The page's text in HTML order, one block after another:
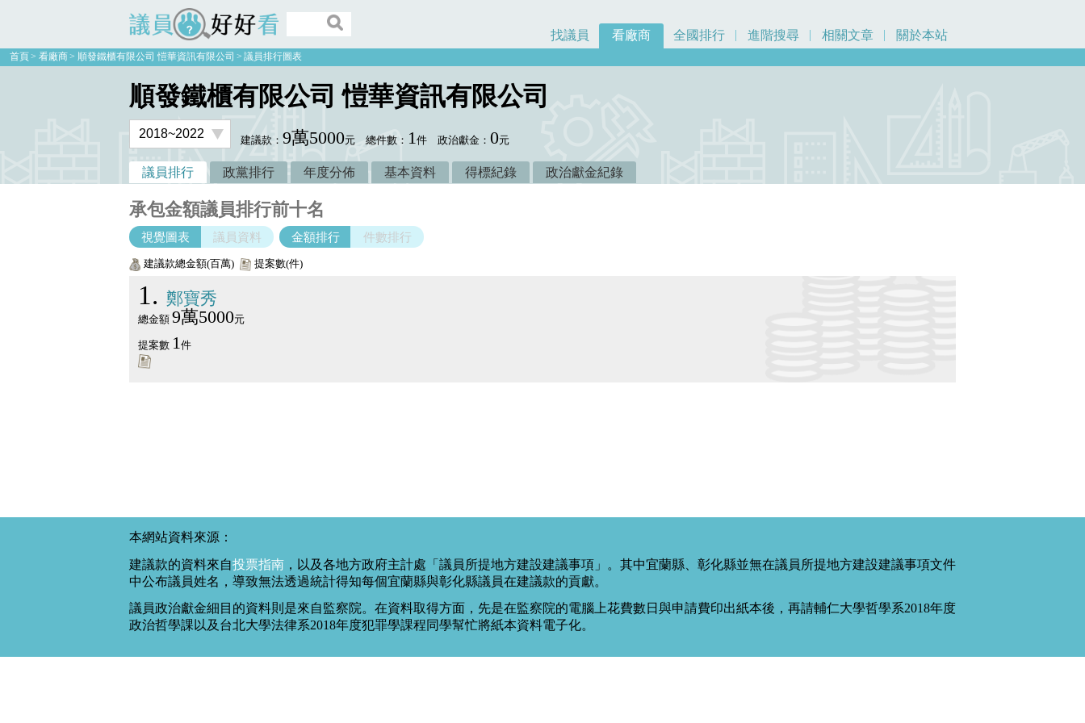
議員好好看
找議員 看廠商 全國排行 進階搜尋 相關文章 關於本站
首頁 看廠商 順發鐵櫃有限公司 愷華資訊有限公司 議員排行圖表
順發鐵櫃有限公司 愷華資訊有限公司
建議款：9萬5000元 總件數： 1件 政治獻金：0元
議員排行 政黨排行 年度分佈 基本資料 得標紀錄 政治獻金紀錄
承包金額議員排行前十名
視覺圖表 議員資料 金額排行 件數排行
建議款總金額(百萬) 提案數(件)
1 鄭寶秀
總金額9萬5000元
提案數 1件
本網站資料來源：
建議款的資料來自投票指南 ，以及各地方政府主計處「議員所提地方建設建議事項」。其中宜蘭縣、彰化縣並無在議員所提地方建設建議事項文件
中公布議員姓名，導致無法透過統計得知每個宜蘭縣與彰化縣議員在建議款的貢獻。
議員政治獻金細目的資料則是來自監察院。在資料取得方面，先是在監察院的電腦上花費數日與申請費印出紙本後，再請輔仁大學哲學系2018年度
政治哲學課以及台北大學法律系2018年度犯罪學課程同學幫忙將紙本資料電子化。